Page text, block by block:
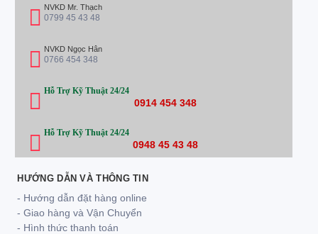
NVKD Mr. Thạch
0799 45 43 48
NVKD Ngọc Hân
0766 454 348
Hỗ Trợ Kỹ Thuật 24/24
0914 454 348
Hỗ Trợ Kỹ Thuật 24/24
0948 45 43 48
HƯỚNG DẪN VÀ THÔNG TIN
- Hướng dẫn đặt hàng online
- Giao hàng và Vận Chuyển
- Hình thức thanh toán